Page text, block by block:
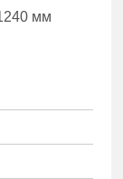
мм